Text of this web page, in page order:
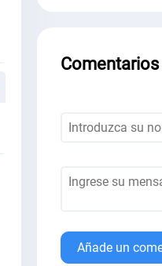
Comentarios
Añade un